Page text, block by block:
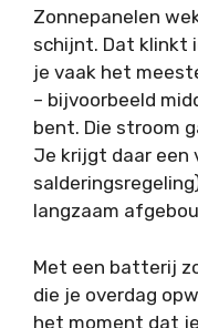
Zonnepanelen
schijnt. Dat klinkt
je vaak het
– bijvoorbeeld
bent. Die stroom
Je krijgt daar een
langzaam
Met een batterij
die je overdag
het moment dat